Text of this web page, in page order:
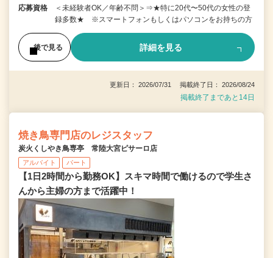
応募資格
＜未経験者OK／年齢不問＞⇒★特に20代〜50代の女性の登
録多数★ ※スマートフォンもしくはパソコンをお持ちの方
後で見る 詳細を見る
更新日： 2026/07/31 掲載終了日： 2026/08/24
掲載終了まであと14日
焼き鳥専門店のレジスタッフ
炭火くしやき鳥専亭 常陸大宮ピサーロ店
アルバイト パート
【1日2時間から勤務OK】スキマ時間で働けるので学生さ
んから主婦の方まで活躍中！